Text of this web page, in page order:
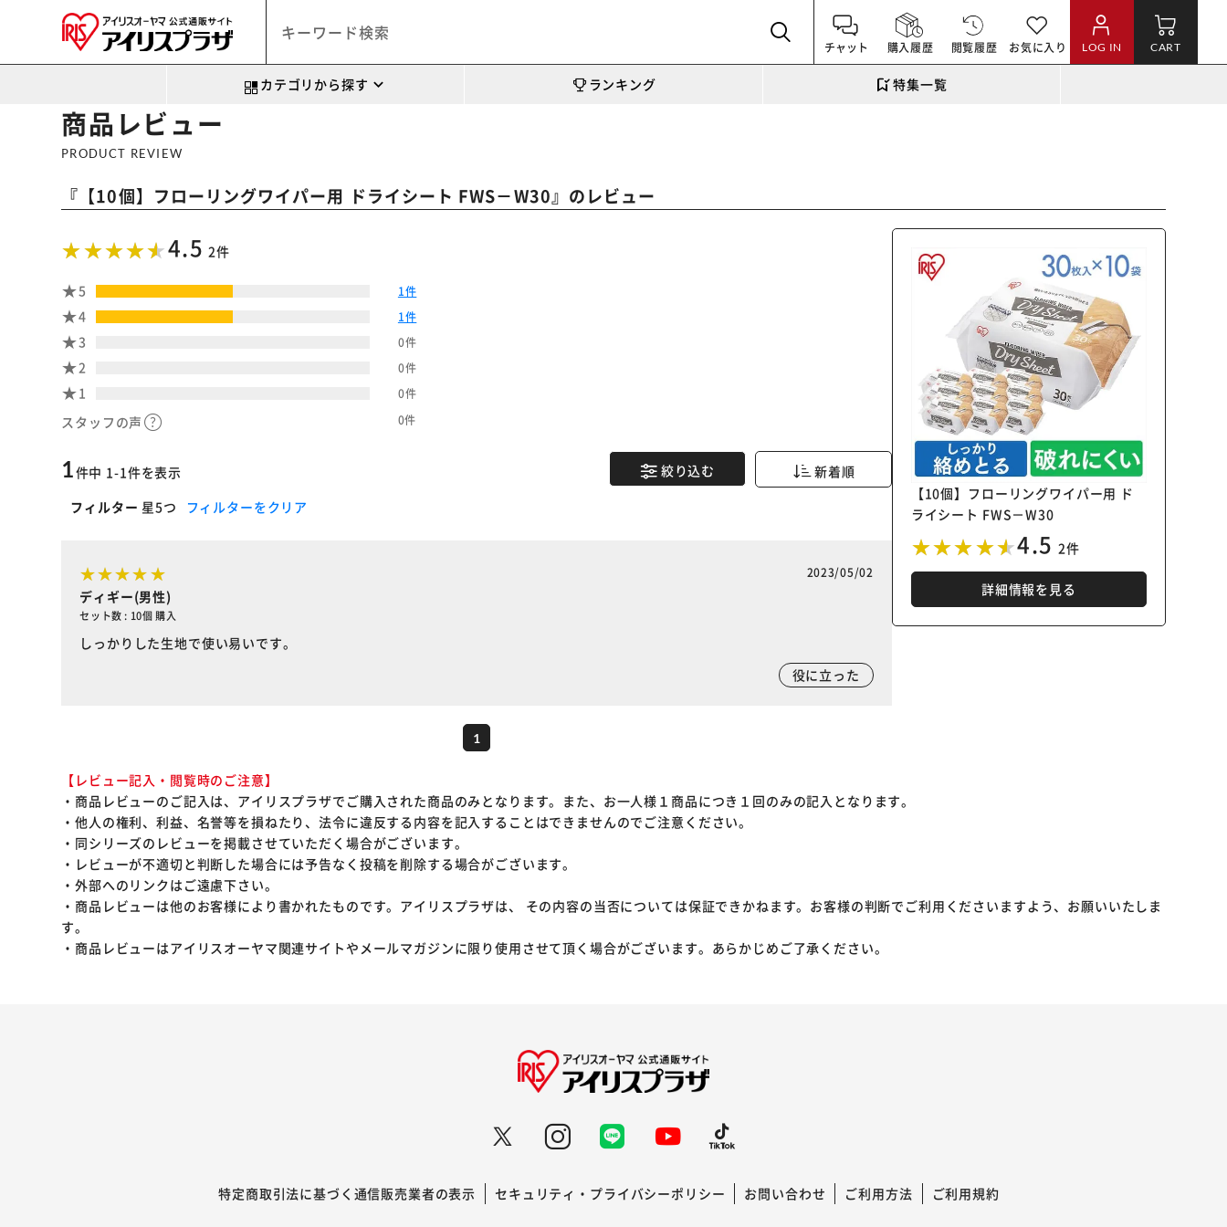
チャット 購入履歴 閲覧履歴 お気に入り LOG IN CART
カテゴリから探す ランキング 特集一覧
商品レビュー
PRODUCT REVIEW
『 【10個】フローリングワイパー用 ドライシート FWS－W30』のレビュー
【10個】フローリングワイパー用 ド
ライシート FWS－W30
4.5 2件
詳細情報を見る
4.5 2件
5 1件
4 1件
3 0件
2 0件
1 0件
スタッフの声 0件
絞り込む 新着順
1件中 1-1件を表示
フィルター 星5つ フィルターをクリア
2023/05/02
ディギー(男性)
セット数 : 10個 購入
しっかりした生地で使い易いです。
役に立った
1
【レビュー記入・閲覧時のご注意】
・商品レビューのご記入は、アイリスプラザでご購入された商品のみとなります。また、お一人様１商品につき１回のみの記入となります。
・他人の権利、利益、名誉等を損ねたり、法令に違反する内容を記入することはできませんのでご注意ください。
・同シリーズのレビューを掲載させていただく場合がございます。
・レビューが不適切と判断した場合には予告なく投稿を削除する場合がございます。
・外部へのリンクはご遠慮下さい。
・商品レビューは他のお客様により書かれたものです。アイリスプラザは、 その内容の当否については保証できかねます。お客様の判断でご利用くださいますよう、お願いいたしま
す。
・商品レビューはアイリスオーヤマ関連サイトやメールマガジンに限り使用させて頂く場合がございます。あらかじめご了承ください。
特定商取引法に基づく通信販売業者の表示 セキュリティ・プライバシーポリシー お問い合わせ ご利用方法 ご利用規約